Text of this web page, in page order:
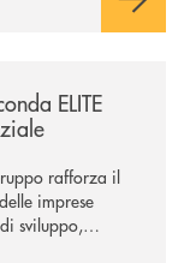
ELITE
rafforza il
imprese
sviluppo,